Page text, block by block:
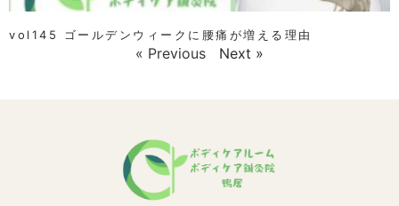
vol145 ゴールデンウィークに腰痛が増える理由
« Previous Next »